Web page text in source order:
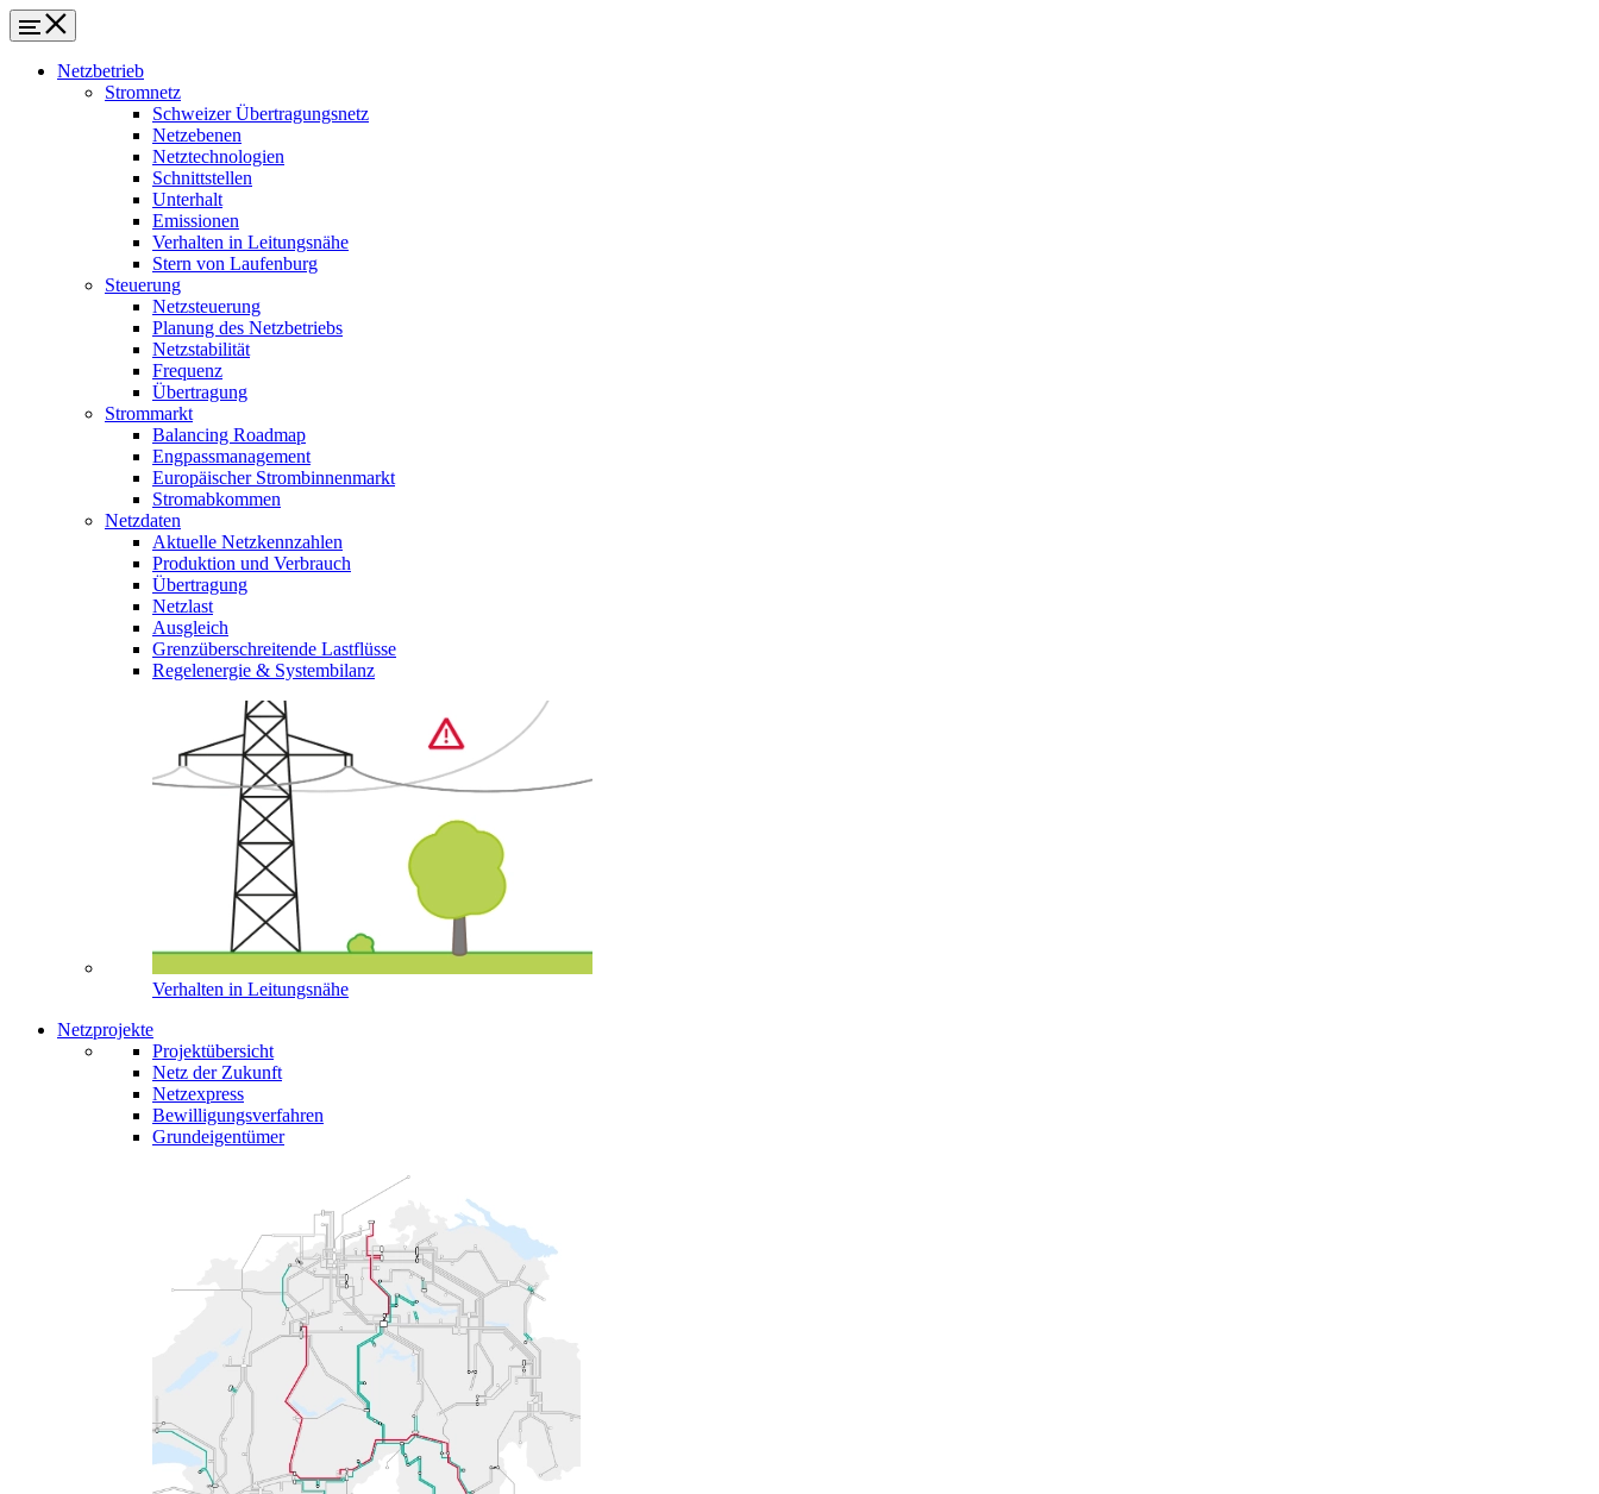
Netzbetrieb
Stromnetz
Schweizer Übertragungsnetz
Netzebenen
Netztechnologien
Schnittstellen
Unterhalt
Emissionen
Verhalten in Leitungsnähe
Stern von Laufenburg
Steuerung
Netzsteuerung
Planung des Netzbetriebs
Netzstabilität
Frequenz
Übertragung
Strommarkt
Balancing Roadmap
Engpassmanagement
Europäischer Strombinnenmarkt
Stromabkommen
Netzdaten
Aktuelle Netzkennzahlen
Produktion und Verbrauch
Übertragung
Netzlast
Ausgleich
Grenzüberschreitende Lastflüsse
Regelenergie & Systembilanz
Verhalten in Leitungsnähe
Netzprojekte
Projektübersicht
Netz der Zukunft
Netzexpress
Bewilligungsverfahren
Grundeigentümer